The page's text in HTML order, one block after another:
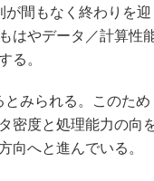
間もなく終わりを迎
はやデータ／計算性
る。
みられる。このため
密度と処理能力の向
向へと進んでいる。